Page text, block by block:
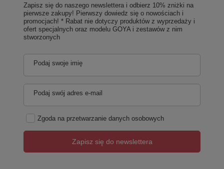
Zapisz się do naszego newslettera i odbierz 10% zniżki na
pierwsze zakupy! Pierwszy dowiedz się o nowościach i
promocjach! * Rabat nie dotyczy produktów z wyprzedaży i
ofert specjalnych oraz modelu GOYA i zestawów z nim
stworzonych
Podaj swoje imię
Podaj swój adres e-mail
Zgoda na przetwarzanie danych osobowych
Zapisz się do newslettera